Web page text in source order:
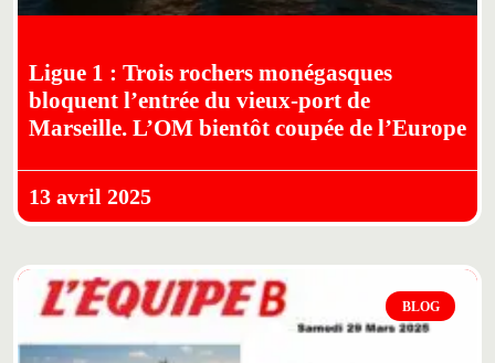
Ligue 1 : Trois rochers monégasques
bloquent l’entrée du vieux-port de
Marseille. L’OM bientôt coupée de l’Europe
13 avril 2025
BLOG